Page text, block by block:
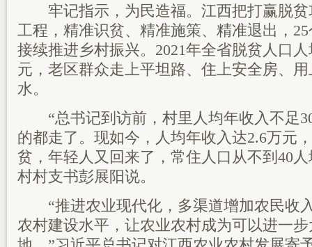
牢记指示，为民造福。江西把打赢脱贫
工程，精准识贫、精准施策、精准退出，
接续推进乡村振兴。2021年全省脱贫人口
元，老区群众走上平坦路、住上安全房、
水。
“总书记到访前，村里人均年收入不足
的都走了。现如今，人均年收入达2.6万元
贫，年轻人又回来了，常住人口从不到40
村村支书彭展阳说。
“推进农业现代化，多渠道增加农民收
农村建设水平，让农业农村成为可以进一